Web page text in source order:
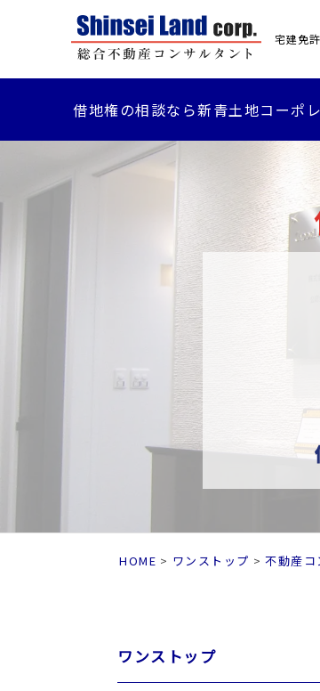
宅建免
借地権の相談なら新青土地コーポ
HOME ワンストップ 不動産コ
ワンストップ